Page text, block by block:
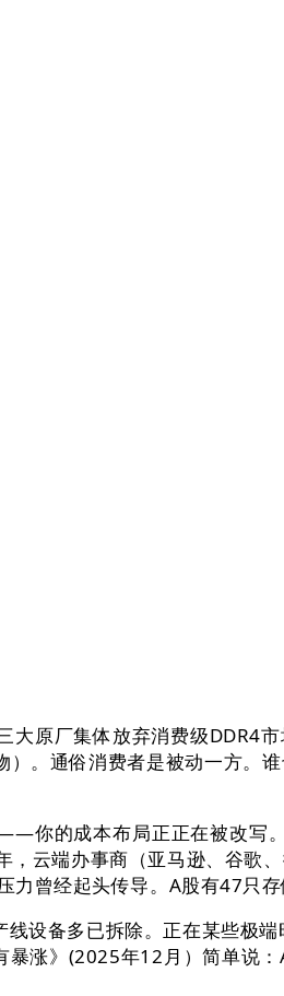
原厂集体放弃消费级DDR4
。通俗消费者是被动一方。
你的成本布局正正在被改写
云端办事商（亚马逊、谷歌
曾经起头传导。A股有47只存
备多已拆除。正在某些极端
涨》(2025年12月）简单说